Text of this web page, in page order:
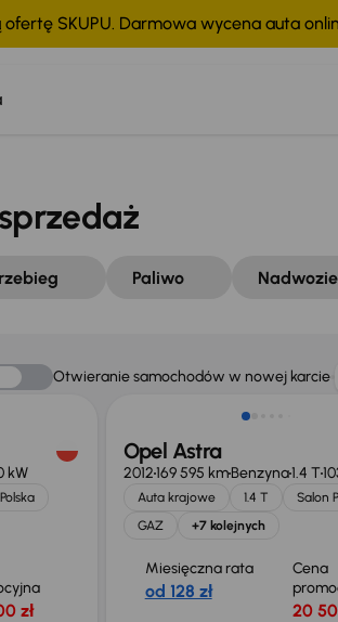
SKUPU. Darmowa wycena auta
Paliwo Nadwozie
Otwieranie samochodów w nowej karcie
kW
zł
Taniej o 500 zł
Opel Astra
2012169 595 kmBenzyna1.4 T
Auta krajowe 1.4 T
Salon
GAZ
+7 kolejnych
Miesięczna rata
od 128 zł
Cena
20